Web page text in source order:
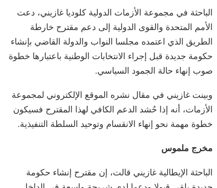
الباحثة في مجموعة الأزمات الدولية كلوديا غازيني، دعت
الأمم المتحدة والقوى الدولية إلى دعم مقترح خارطة
الطريق الذي اعتمده مجلسا النواب والدولة القاضي بإنشاء
حكومة جديدة قبل إجراء الانتخابات الوطنية باعتبارها خطوة
صوب إنهاء حالة الجمود السياسي.
وبينت غازيني في مقال نشره الموقع الإلكتروني لمجموعة
الأزمات، أنه إذا حُشد الدعم الكافي لهذا المقترح فسيكون
خطوة مهمة نحو إنهاء الانقسام وتوحيد السلطة التنفيذية.
مخرج ملموس
الباحثة الإيطالية غازيني قالت، إن مقترح إنشاء حكومة